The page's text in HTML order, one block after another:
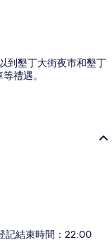
到墾丁大街夜市和墾丁
禮遇。
記結束時間：22:00